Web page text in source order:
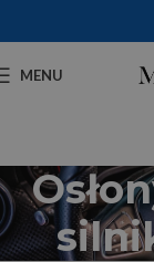
MENU